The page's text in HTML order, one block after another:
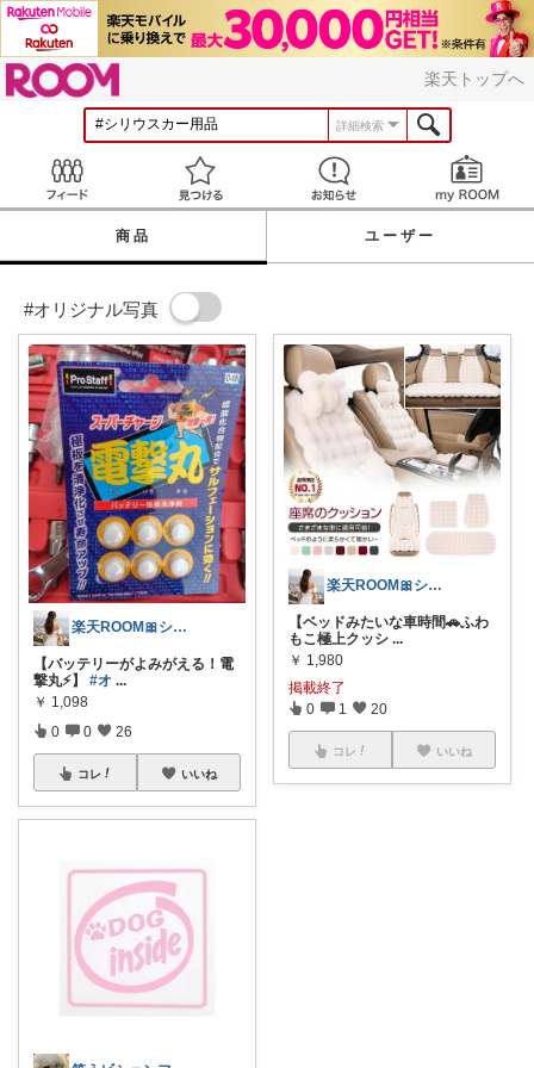
楽天トップへ
詳細検索
見つける お知らせ
商品 ユーザー
#オリジナル写真
楽天ROOM🎀シリウス
【バッテリーがよみがえる！電
撃丸⚡】 #オ ...
￥ 1,098
0 0 26
コレ いいね
楽天ROOM🎀シリウス
【ベッドみたいな車時間🚗ふわ
もこ極上クッシ ...
￥ 1,980
掲載終了
0 1 20
コレ いいね